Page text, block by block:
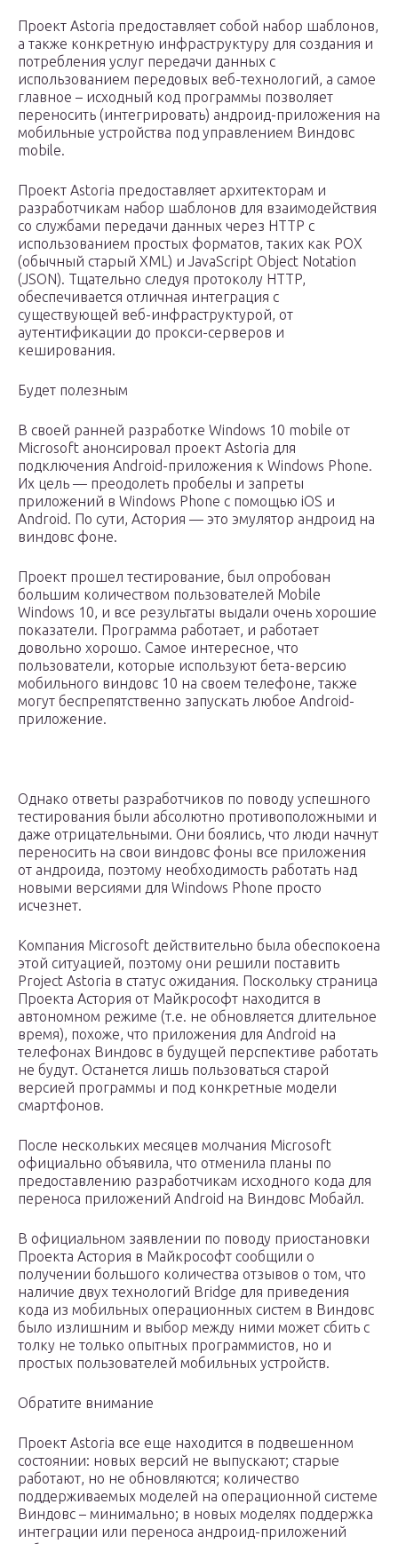
Проект Astoria предоставляет собой набор шаблонов,
а также конкретную инфраструктуру для создания и
потребления услуг передачи данных с
использованием передовых веб-технологий, а самое
главное – исходный код программы позволяет
переносить (интегрировать) андроид-приложения на
мобильные устройства под управлением Виндовс
mobile.
Проект Astoria предоставляет архитекторам и
разработчикам набор шаблонов для взаимодействия
со службами передачи данных через HTTP с
использованием простых форматов, таких как POX
(обычный старый XML) и JavaScript Object Notation
(JSON). Тщательно следуя протоколу HTTP,
обеспечивается отличная интеграция с
существующей веб-инфраструктурой, от
аутентификации до прокси-серверов и
кеширования.
Будет полезным
В своей ранней разработке Windows 10 mobile от
Microsoft анонсировал проект Astoria для
подключения Android-приложения к Windows Phone.
Их цель — преодолеть пробелы и запреты
приложений в Windows Phone с помощью iOS и
Android. По сути, Астория — это эмулятор андроид на
виндовс фоне.
Проект прошел тестирование, был опробован
большим количеством пользователей Mobile
Windows 10, и все результаты выдали очень хорошие
показатели. Программа работает, и работает
довольно хорошо. Самое интересное, что
пользователи, которые используют бета-версию
мобильного виндовс 10 на своем телефоне, также
могут беспрепятственно запускать любое Android-
приложение.
Однако ответы разработчиков по поводу успешного
тестирования были абсолютно противоположными и
даже отрицательными. Они боялись, что люди начнут
переносить на свои виндовс фоны все приложения
от андроида, поэтому необходимость работать над
новыми версиями для Windows Phone просто
исчезнет.
Компания Microsoft действительно была обеспокоена
этой ситуацией, поэтому они решили поставить
Project Astoria в статус ожидания. Поскольку страница
Проекта Астория от Майкрософт находится в
автономном режиме (т.е. не обновляется длительное
время), похоже, что приложения для Android на
телефонах Виндовс в будущей перспективе работать
не будут. Останется лишь пользоваться старой
версией программы и под конкретные модели
смартфонов.
После нескольких месяцев молчания Microsoft
официально объявила, что отменила планы по
предоставлению разработчикам исходного кода для
переноса приложений Android на Виндовс Мобайл.
В официальном заявлении по поводу приостановки
Проекта Астория в Майкрософт сообщили о
получении большого количества отзывов о том, что
наличие двух технологий Bridge для приведения
кода из мобильных операционных систем в Виндовс
было излишним и выбор между ними может сбить с
толку не только опытных программистов, но и
простых пользователей мобильных устройств.
Обратите внимание
Проект Astoria все еще находится в подвешенном
состоянии: новых версий не выпускают; старые
работают, но не обновляются; количество
поддерживаемых моделей на операционной системе
Виндовс – минимально; в новых моделях поддержка
интеграции или переноса андроид-приложений